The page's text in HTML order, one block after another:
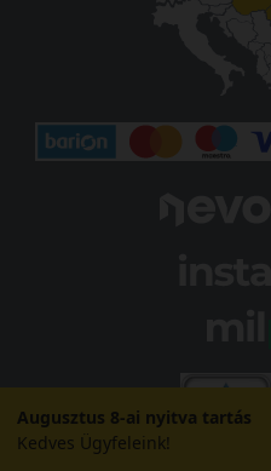
Augusztus 8-ai nyitva tartás
Kedves Ügyfeleink!